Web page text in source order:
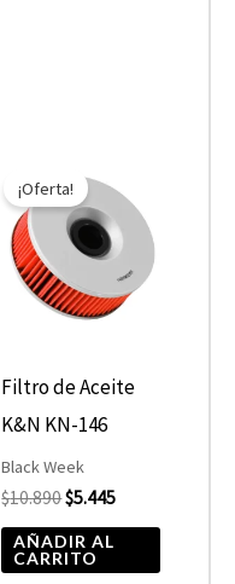
¡Oferta!
Filtro de Aceite
K&N KN-146
Black Week
$10.890
precio
original
era:
$10.890.
$5.445
actual
es:
$5.445.
AÑADIR AL
CARRITO